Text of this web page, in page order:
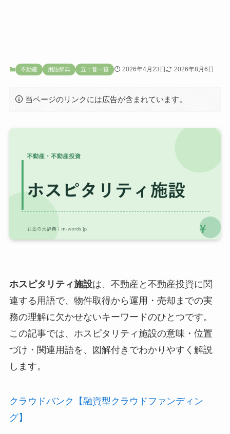
不動産 用語辞典 五十音一覧 2026年4月23日 2026年8月6日
当ページのリンクには広告が含まれています。
ホスピタリティ施設は、不動産と不動産投資に関
連する用語で、物件取得から運用・売却までの実
務の理解に欠かせないキーワードのひとつです。
この記事では、ホスピタリティ施設の意味・位置
づけ・関連用語を、図解付きでわかりやすく解説
します。
クラウドバンク【融資型クラウドファンディン
グ】